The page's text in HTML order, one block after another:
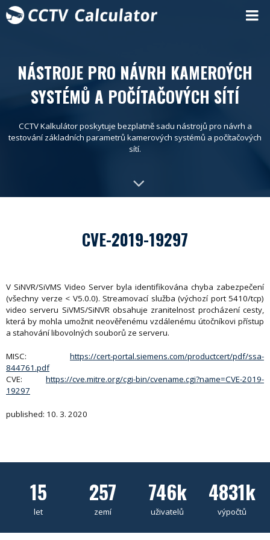
NÁSTROJE PRO NÁVRH KAMEROÝCH
SYSTÉMŮ A POČÍTAČOVÝCH SÍTÍ
CCTV Kalkulátor poskytuje bezplatně sadu nástrojů pro návrh a
testování základních parametrů kamerových systémů a počítačových
sítí.
CVE-2019-19297
V SiNVR/SiVMS Video Server byla identifikována chyba zabezpečení
(všechny verze < V5.0.0). Streamovací služba (výchozí port 5410/tcp)
video serveru SiVMS/SiNVR obsahuje zranitelnost procházení cesty,
která by mohla umožnit neověřenému vzdálenému útočníkovi přístup
a stahování libovolných souborů ze serveru.
MISC: https://cert-portal.siemens.com/productcert/pdf/ssa-
844761.pdf
CVE: https://cve.mitre.org/cgi-bin/cvename.cgi?name=CVE-2019-
19297
published: 10. 3. 2020
15
let
257
zemí
746k
uživatelů
4831k
výpočtů